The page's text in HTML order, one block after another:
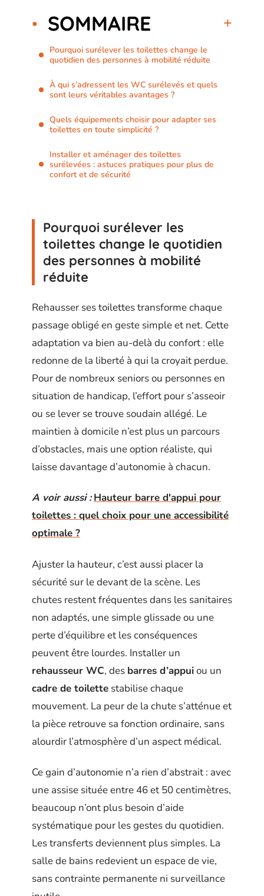
SOMMAIRE
Pourquoi surélever les toilettes change le
quotidien des personnes à mobilité réduite
À qui s’adressent les WC surélevés et quels
sont leurs véritables avantages ?
Quels équipements choisir pour adapter ses
toilettes en toute simplicité ?
Installer et aménager des toilettes
surélevées : astuces pratiques pour plus de
confort et de sécurité
Pourquoi surélever les
toilettes change le quotidien
des personnes à mobilité
réduite
Rehausser ses toilettes transforme chaque
passage obligé en geste simple et net. Cette
adaptation va bien au-delà du confort : elle
redonne de la liberté à qui la croyait perdue.
Pour de nombreux seniors ou personnes en
situation de handicap, l’effort pour s’asseoir
ou se lever se trouve soudain allégé. Le
maintien à domicile n’est plus un parcours
d’obstacles, mais une option réaliste, qui
laisse davantage d’autonomie à chacun.
A voir aussi : Hauteur barre d'appui pour
toilettes : quel choix pour une accessibilité
optimale ?
Ajuster la hauteur, c’est aussi placer la
sécurité sur le devant de la scène. Les
chutes restent fréquentes dans les sanitaires
non adaptés, une simple glissade ou une
perte d’équilibre et les conséquences
peuvent être lourdes. Installer un
rehausseur WC, des barres d’appuiou un
cadre de toilette stabilise chaque
mouvement. La peur de la chute s’atténue et
la pièce retrouve sa fonction ordinaire, sans
alourdir l’atmosphère d’un aspect médical.
Ce gain d’autonomie n’a rien d’abstrait : avec
une assise située entre 46 et 50 centimètres,
beaucoup n’ont plus besoin d’aide
systématique pour les gestes du quotidien.
Les transferts deviennent plus simples. La
salle de bains redevient un espace de vie,
sans contrainte permanente ni surveillance